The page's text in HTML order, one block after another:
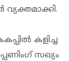
കളിച്ച
സഖ്യം